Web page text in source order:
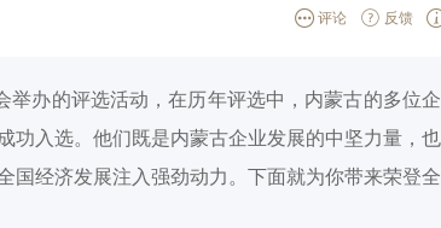
评论 反馈
举办的评选活动，在历年评选中，内蒙古的多位
功入选。他们既是内蒙古企业发展的中坚力量，
国经济发展注入强劲动力。下面就为你带来荣登